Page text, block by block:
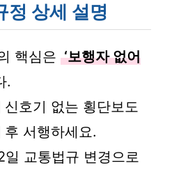
정 상세 설명
핵심은 ‘보행자 없어
.
호기 없는 횡단보도
서행하세요.
교통법규 변경으로